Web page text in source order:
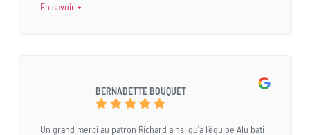
En savoir +
BERNADETTE BOUQUET
Un grand merci au patron Richard ainsi qu'à l'équipe Alu bati